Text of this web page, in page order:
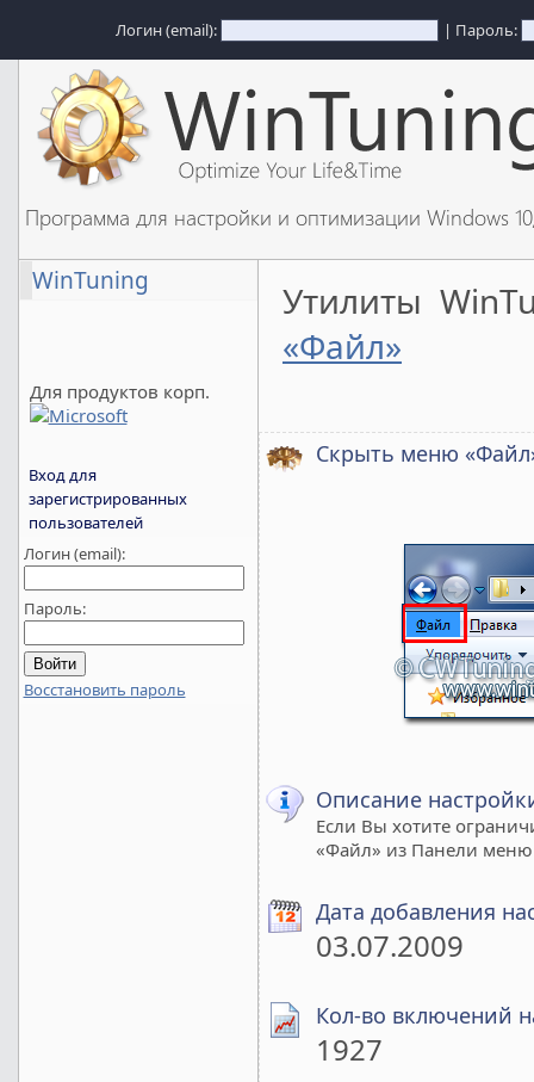
Логин (email): | Пароль:
Программа для настройки и оптимизации Windows
WinTuning
Для продуктов корп.
Вход для
зарегистрированных
пользователей
Логин (email):
Пароль:
Восстановить пароль
Утилиты
«Файл»
Скрыть меню
Описание
Если Вы хотите
«Файл» из Панели
Дата добавления
03.07.2009
Кол-во включений
1927